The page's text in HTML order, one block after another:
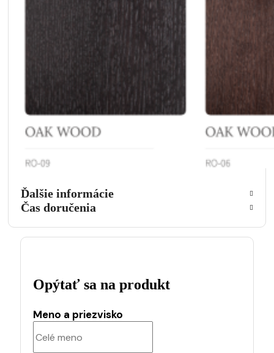
Ďalšie informácie
Čas doručenia
Opýtať sa na produkt
Meno a priezvisko